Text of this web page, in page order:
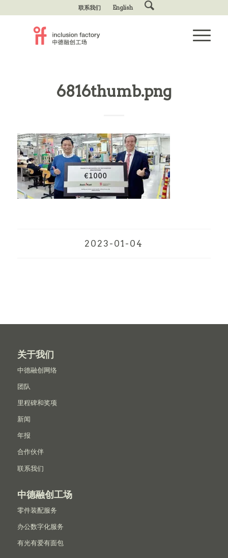
联系我们 English
6816thumb.png
2023-01-04
关于我们
中德融创网络
团队
里程碑和奖项
新闻
年报
合作伙伴
联系我们
中德融创工场
零件装配服务
办公数字化服务
有光有爱有面包